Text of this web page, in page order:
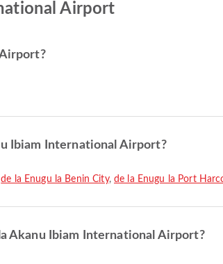
Airport
Ibiam International Airport?
de la Enugu la Benin City,de la Enugu la Port
Akanu Ibiam International Airport?